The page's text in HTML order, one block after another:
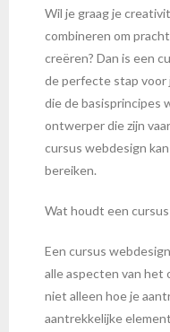
Wil je graag je
combineren om
creëren? Dan is een
de perfecte stap voor
die de basisprincipes
ontwerper die zijn
cursus webdesign
bereiken.
Wat houdt een
Een cursus
alle aspecten van het
niet alleen hoe je
aantrekkelijke